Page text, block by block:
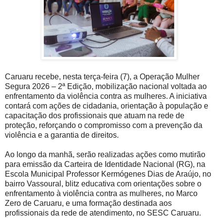
Caruaru recebe, nesta terça-feira (7), a Operação Mulher
Segura 2026 – 2ª Edição, mobilização nacional voltada ao
enfrentamento da violência contra as mulheres. A iniciativa
contará com ações de cidadania, orientação à população e
capacitação dos profissionais que atuam na rede de
proteção, reforçando o compromisso com a prevenção da
violência e a garantia de direitos.
Ao longo da manhã, serão realizadas ações como mutirão
para emissão da Carteira de Identidade Nacional (RG), na
Escola Municipal Professor Kermógenes Dias de Araújo, no
bairro Vassoural, blitz educativa com orientações sobre o
enfrentamento à violência contra as mulheres, no Marco
Zero de Caruaru, e uma formação destinada aos
profissionais da rede de atendimento, no SESC Caruaru.